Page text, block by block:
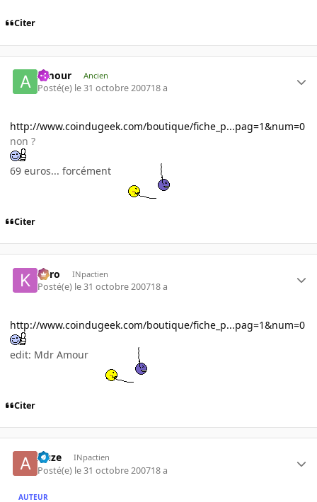
Citer
Amour Ancien
Posté(e) le 31 octobre 200718 a
http://www.coindugeek.com/boutique/fiche_p...pag=1&num=0
non ?
69 euros... forcément
Citer
kyro INpactien
Posté(e) le 31 octobre 200718 a
http://www.coindugeek.com/boutique/fiche_p...pag=1&num=0
edit: Mdr Amour
Citer
Auze INpactien
Posté(e) le 31 octobre 200718 a
AUTEUR